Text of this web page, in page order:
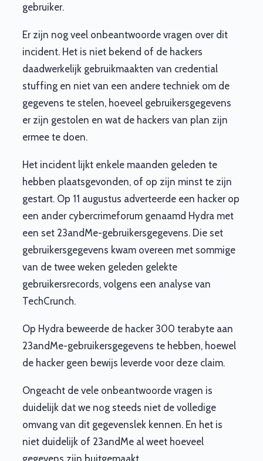
gebruiker.
Er zijn nog veel onbeantwoorde vragen over dit
incident. Het is niet bekend of de hackers
daadwerkelijk gebruikmaakten van credential
stuffing en niet van een andere techniek om de
gegevens te stelen, hoeveel gebruikersgegevens
er zijn gestolen en wat de hackers van plan zijn
ermee te doen.
Het incident lijkt enkele maanden geleden te
hebben plaatsgevonden, of op zijn minst te zijn
gestart. Op 11 augustus adverteerde een hacker op
een ander cybercrimeforum genaamd Hydra met
een set 23andMe-gebruikersgegevens. Die set
gebruikersgegevens kwam overeen met sommige
van de twee weken geleden gelekte
gebruikersrecords, volgens een analyse van
TechCrunch.
Op Hydra beweerde de hacker 300 terabyte aan
23andMe-gebruikersgegevens te hebben, hoewel
de hacker geen bewijs leverde voor deze claim.
Ongeacht de vele onbeantwoorde vragen is
duidelijk dat we nog steeds niet de volledige
omvang van dit gegevenslek kennen. En het is
niet duidelijk of 23andMe al weet hoeveel
gegevens zijn buitgemaakt.